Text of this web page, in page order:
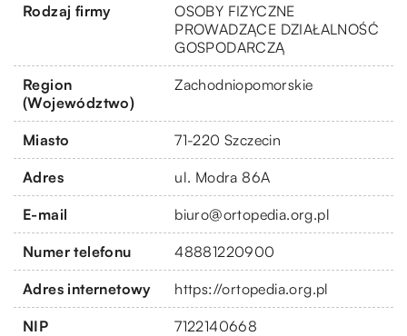
Rodzaj firmy
OSOBY FIZYCZNE
PROWADZĄCE DZIAŁALNOŚĆ
GOSPODARCZĄ
Region
(Województwo)
Zachodniopomorskie
Miasto 71-220 Szczecin
Adres ul. Modra 86A
E-mail biuro@ortopedia.org.pl
Numer telefonu 48881220900
Adres internetowy https://ortopedia.org.pl
NIP 7122140668